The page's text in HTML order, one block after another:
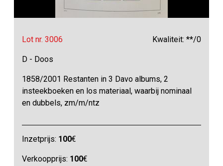
Lot nr. 3006 Kwaliteit: **/0
D - Doos
1858/2001 Restanten in 3 Davo albums, 2
insteekboeken en los materiaal, waarbij nominaal
en dubbels, zm/m/ntz
Inzetprijs: 100€
Verkoopprijs: 100€